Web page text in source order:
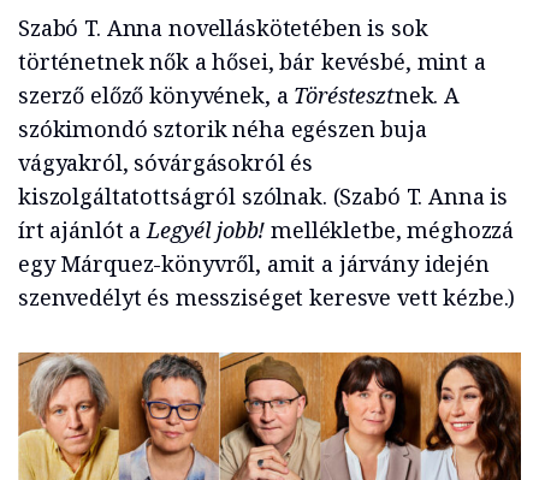
Szabó T. Anna novelláskötetében is sok
történetnek nők a hősei, bár kevésbé, mint a
szerző előző könyvének, a Töréstesztnek. A
szókimondó sztorik néha egészen buja
vágyakról, sóvárgásokról és
kiszolgáltatottságról szólnak. (Szabó T. Anna is
írt ajánlót aLegyél jobb!mellékletbe, méghozzá
egy Márquez-könyvről, amit a járvány idején
szenvedélyt és messziséget keresve vett kézbe.)